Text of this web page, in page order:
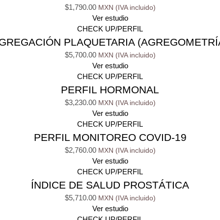
$1,790.00
Ver estudio
CHECK UP/PERFIL
PLAQUETARIA
$5,700.00
Ver estudio
CHECK UP/PERFIL
PERFIL HORMONAL
$3,230.00
Ver estudio
CHECK UP/PERFIL
PERFIL MONITOREO COVID-19
$2,760.00
Ver estudio
CHECK UP/PERFIL
ÍNDICE DE SALUD PROSTÁTICA
$5,710.00
Ver estudio